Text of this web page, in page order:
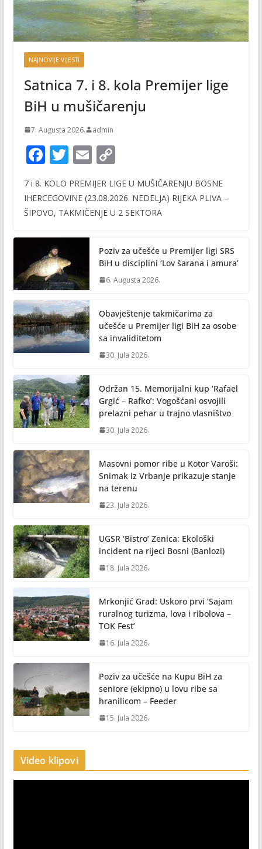
NAJNOVIJE VIJESTI
Satnica 7. i 8. kola Premijer lige
BiH u mušičarenju
7. Augusta 2026. admin
F
e
b
o
k
T
itt
er
E
ai
l
C
p
y
n
k
7 i 8. KOLO PREMIJER LIGE U MUŠIČARENJU BOSNE
IHERCEGOVINE (23.08.2026. NEDELJA) RIJEKA PLIVA –
ŠIPOVO, TAKMIČENJE U 2 SEKTORA
Poziv za učešće u Premijer ligi SRS
BiH u disciplini ‘Lov šarana i amura’
6. Augusta 2026.
Obavještenje takmičarima za
učešće u Premijer ligi BiH za osobe
sa invaliditetom
30. Jula 2026.
Održan 15. Memorijalni kup ‘Rafael
Grgić – Rafko’: Vogošćani osvojili
prelazni pehar u trajno vlasništvo
30. Jula 2026.
Masovni pomor ribe u Kotor Varoši:
Snimak iz Vrbanje prikazuje stanje
na terenu
23. Jula 2026.
UGSR ‘Bistro’ Zenica: Ekološki
incident na rijeci Bosni (Banlozi)
18. Jula 2026.
Mrkonjić Grad: Uskoro prvi ‘Sajam
ruralnog turizma, lova i ribolova –
TOK Fest’
16. Jula 2026.
Poziv za učešće na Kupu BiH za
seniore (ekipno) u lovu ribe sa
hranilicom – Feeder
15. Jula 2026.
Video klipovi